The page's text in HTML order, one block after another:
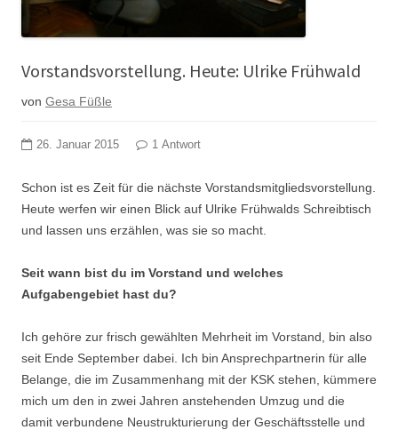
Vorstandsvorstellung. Heute: Ulrike Frühwald
von Gesa Füßle
26. Januar 2015 1 Antwort
Schon ist es Zeit für die nächste Vorstandsmitgliedsvorstellung.
Heute werfen wir einen Blick auf Ulrike Frühwalds Schreibtisch
und lassen uns erzählen, was sie so macht.
Seit wann bist du im Vorstand und welches
Aufgabengebiet hast du?
Ich gehöre zur frisch gewählten Mehrheit im Vorstand, bin also
seit Ende September dabei. Ich bin Ansprechpartnerin für alle
Belange, die im Zusammenhang mit der KSK stehen, kümmere
mich um den in zwei Jahren anstehenden Umzug und die
damit verbundene Neustrukturierung der Geschäftsstelle und